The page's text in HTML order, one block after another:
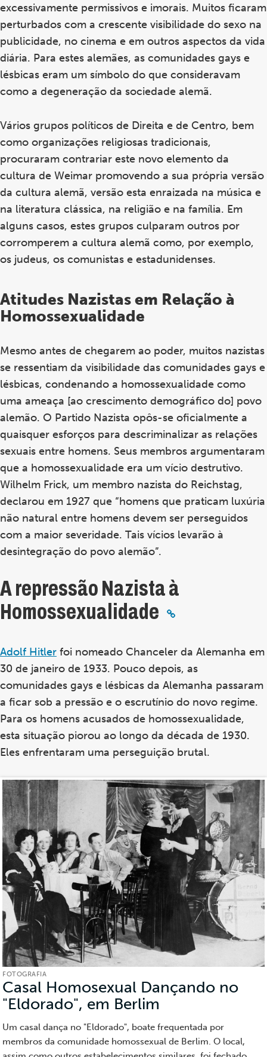
excessivamente permissivos e imorais. Muitos ficaram
perturbados com a crescente visibilidade do sexo na
publicidade, no cinema e em outros aspectos da vida
diária. Para estes alemães, as comunidades gays e
lésbicas eram um símbolo do que consideravam
como a degeneração da sociedade alemã.
Vários grupos políticos de Direita e de Centro, bem
como organizações religiosas tradicionais,
procuraram contrariar este novo elemento da
cultura de Weimar promovendo a sua própria versão
da cultura alemã, versão esta enraizada na música e
na literatura clássica, na religião e na família. Em
alguns casos, estes grupos culparam outros por
corromperem a cultura alemã como, por exemplo,
os judeus, os comunistas e estadunidenses.
Atitudes Nazistas em Relação à
Homossexualidade
Mesmo antes de chegarem ao poder, muitos nazistas
se ressentiam da visibilidade das comunidades gays e
lésbicas, condenando a homossexualidade como
uma ameaça [ao crescimento demográfico do] povo
alemão. O Partido Nazista opôs-se oficialmente a
quaisquer esforços para descriminalizar as relações
sexuais entre homens. Seus membros argumentaram
que a homossexualidade era um vício destrutivo.
Wilhelm Frick, um membro nazista do Reichstag,
declarou em 1927 que “homens que praticam luxúria
não natural entre homens devem ser perseguidos
com a maior severidade. Tais vícios levarão à
desintegração do povo alemão”.
A repressão Nazista à
Homossexualidade
Adolf Hitler foi nomeado Chanceler da Alemanha em
30 de janeiro de 1933. Pouco depois, as
comunidades gays e lésbicas da Alemanha passaram
a ficar sob a pressão e o escrutínio do novo regime.
Para os homens acusados ​​de homossexualidade,
esta situação piorou ao longo da década de 1930.
Eles enfrentaram uma perseguição brutal.
FOTOGRAFIA
Casal Homosexual Dançando no
"Eldorado", em Berlim
Um casal dança no "Eldorado", boate frequentada por
membros da comunidade homossexual de Berlim. O local,